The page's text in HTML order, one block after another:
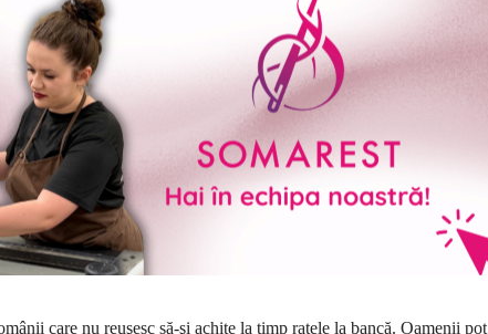
care nu reuşesc să-şi achite la timp ratele la bancă. Oamenii pot